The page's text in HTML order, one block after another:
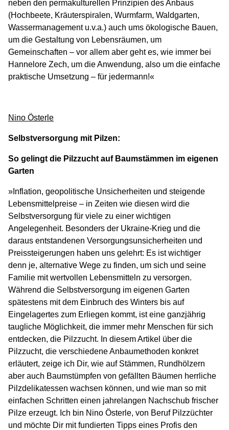
neben den permakulturellen Prinzipien des Anbaus
(Hochbeete, Kräuterspiralen, Wurmfarm, Waldgarten,
Wassermanagement u.v.a.) auch ums ökologische Bauen,
um die Gestaltung von Lebensräumen, um
Gemeinschaften – vor allem aber geht es, wie immer bei
Hannelore Zech, um die Anwendung, also um die einfache
praktische Umsetzung – für jedermann!«
Nino Österle
Selbstversorgung mit Pilzen:
So gelingt die Pilzzucht auf Baumstämmen im eigenen
Garten
»Inflation, geopolitische Unsicherheiten und steigende
Lebensmittelpreise – in Zeiten wie diesen wird die
Selbstversorgung für viele zu einer wichtigen
Angelegenheit. Besonders der Ukraine-Krieg und die
daraus entstandenen Versorgungsunsicherheiten und
Preissteigerungen haben uns gelehrt: Es ist wichtiger
denn je, alternative Wege zu finden, um sich und seine
Familie mit wertvollen Lebensmitteln zu versorgen.
Während die Selbstversorgung im eigenen Garten
spätestens mit dem Einbruch des Winters bis auf
Eingelagertes zum Erliegen kommt, ist eine ganzjährig
taugliche Möglichkeit, die immer mehr Menschen für sich
entdecken, die Pilzzucht. In diesem Artikel über die
Pilzzucht, die verschiedene Anbaumethoden konkret
erläutert, zeige ich Dir, wie auf Stämmen, Rundhölzern
aber auch Baumstümpfen von gefällten Bäumen herrliche
Pilzdelikatessen wachsen können, und wie man so mit
einfachen Schritten einen jahrelangen Nachschub frischer
Pilze erzeugt. Ich bin Nino Österle, von Beruf Pilzzüchter
und möchte Dir mit fundierten Tipps eines Profis den